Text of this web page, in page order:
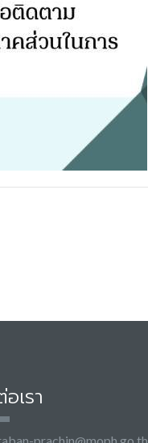
เรา